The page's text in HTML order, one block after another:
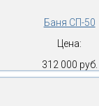
Баня СП-50
Цена:
312 000 руб.